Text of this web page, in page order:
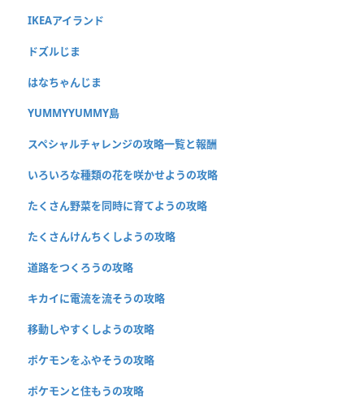
IKEAアイランド
ドズルじま
はなちゃんじま
YUMMYYUMMY島
スペシャルチャレンジの攻略一覧と報酬
いろいろな種類の花を咲かせようの攻略
たくさん野菜を同時に育てようの攻略
たくさんけんちくしようの攻略
道路をつくろうの攻略
キカイに電流を流そうの攻略
移動しやすくしようの攻略
ポケモンをふやそうの攻略
ポケモンと住もうの攻略